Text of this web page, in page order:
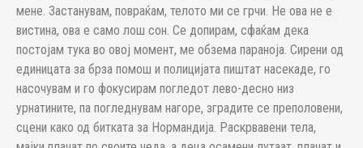
мене. Застанувам, повраќам, телото ми се грчи. Не ова не е
вистина, ова е само лош сон. Се допирам, сфаќам дека
постојам тука во овој момент, ме обзема параноја. Сирени од
единицата за брза помош и полицијата пиштат насекаде, го
насочувам и го фокусирам погледот лево-десно низ
урнатините, па погледнувам нагоре, зградите се преполовени,
сцени како од битката за Нормандија. Раскрвавени тела,